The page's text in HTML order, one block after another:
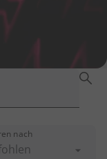
nach